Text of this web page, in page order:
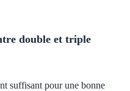
double et triple
suffisant pour une bonne